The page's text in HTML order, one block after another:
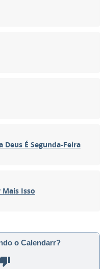
Deus É Segunda-Feira
Isso
o Calendarr?